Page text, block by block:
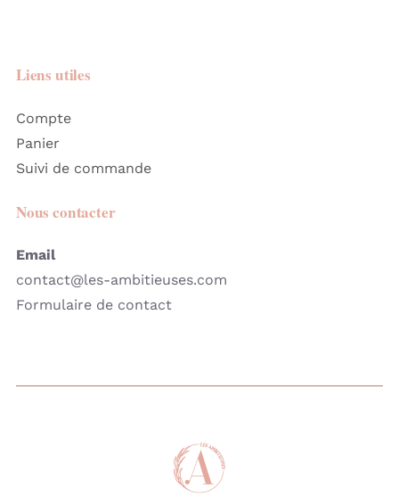
Liens utiles
Compte
Panier
Suivi de commande
Nous contacter
Email
contact@les-ambitieuses.com
Formulaire de contact